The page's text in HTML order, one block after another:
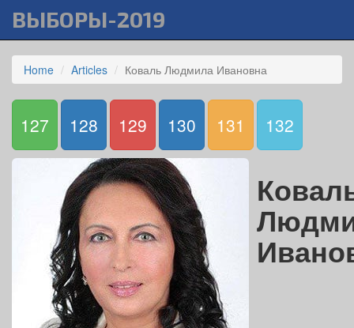
ВЫБОРЫ-2019
Home Articles Коваль Людмила Ивановна
127 128 129 130 131 132